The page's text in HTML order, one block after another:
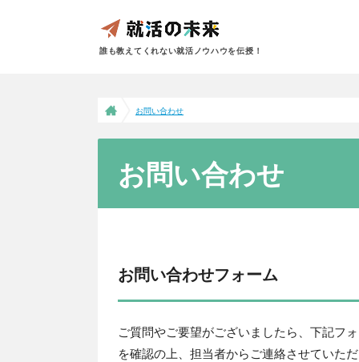
誰も教えてくれない就活ノウハウを伝授！
お問い合わせ
お問い合わせ
お問い合わせフォーム
ご質問やご要望がございましたら、下記フ
を確認の上、担当者からご連絡させていた